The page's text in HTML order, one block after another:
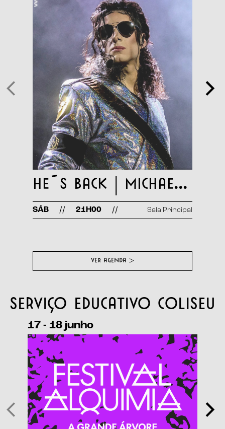
He´s Back | Michael Jackson Tribute
SÁB // 21H00 // Sala Principal
VER AGENDA >
Serviço Educativo Coliseu
17 - 18 junho